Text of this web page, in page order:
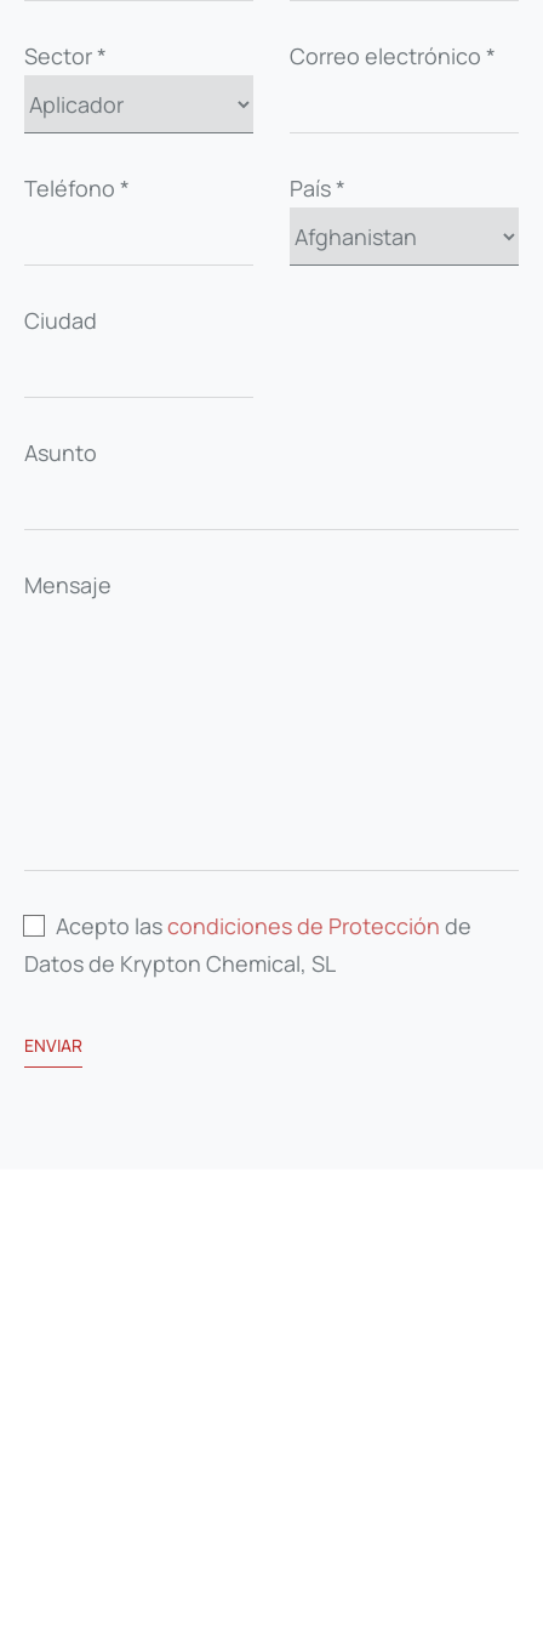
Sector * Correo electrónico *
Teléfono * País *
Ciudad
Asunto
Mensaje
Acepto lascondiciones de Protección de
Datos de Krypton Chemical, SL